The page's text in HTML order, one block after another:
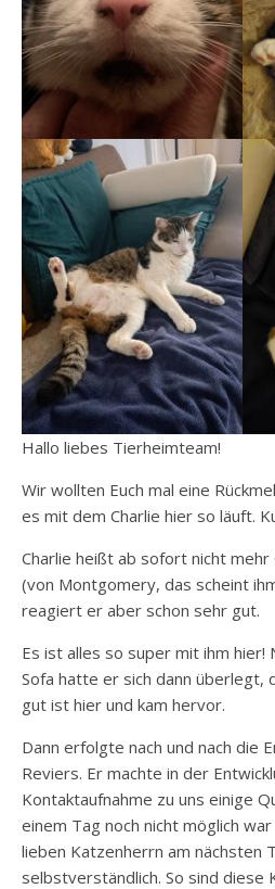
Hallo liebes Tierheimteam!
Wir wollten Euch mal eine
es mit dem Charlie hier so läuft.
Charlie heißt ab sofort nicht
(von Montgomery, das scheint
reagiert er aber schon sehr gut.
Es ist alles so super mit ihm hier!
Sofa hatte er sich dann überlegt,
gut ist hier und kam hervor.
Dann erfolgte nach und nach die
Reviers. Er machte in der
Kontaktaufnahme zu uns einige
einem Tag noch nicht möglich
lieben Katzenherrn am nächsten
selbstverständlich. So sind diese